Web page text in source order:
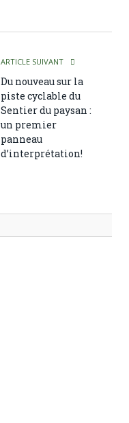
ARTICLE SUIVANT
Du nouveau sur la
piste cyclable du
Sentier du paysan :
un premier
panneau
d’interprétation!